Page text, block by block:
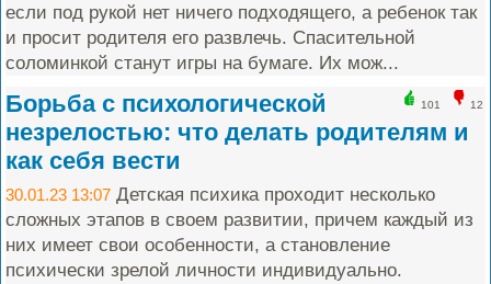
если под рукой нет ничего подходящего, а ребенок так
и просит родителя его развлечь. Спасительной
соломинкой станут игры на бумаге. Их мож...
101 12
Борьба с психологической
незрелостью: что делать родителям и
как себя вести
30.01.23 13:07 Детская психика проходит несколько
сложных этапов в своем развитии, причем каждый из
них имеет свои особенности, а становление
психически зрелой личности индивидуально.